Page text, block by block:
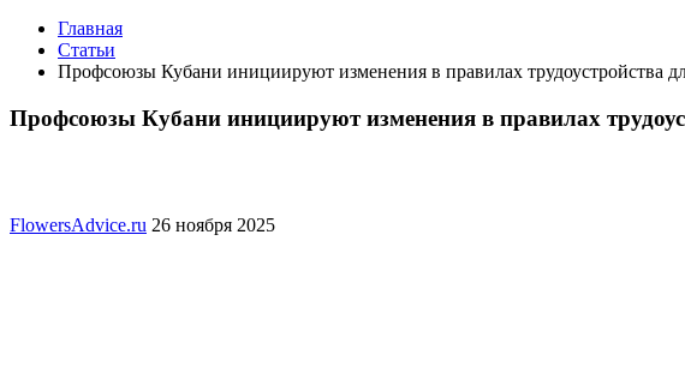
Главная
Статьи
Профсоюзы Кубани инициируют изменения в правилах трудоустройства
Профсоюзы Кубани инициируют изменения в правилах
FlowersAdvice.ru 26 ноября 2025